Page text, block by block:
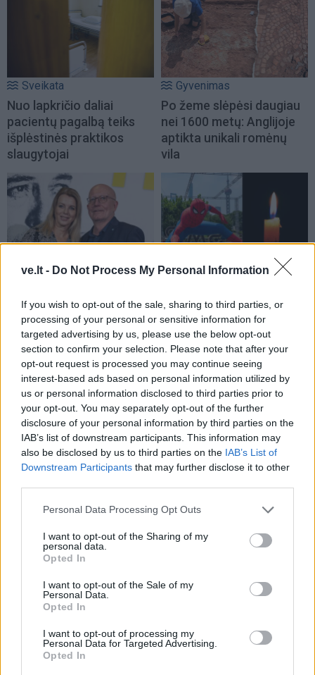
ve.lt - Do Not Process My Personal Information
If you wish to opt-out of the sale, sharing to third parties, or
processing of your personal or sensitive information for
targeted advertising by us, please use the below opt-out
section to confirm your selection. Please note that after your
opt-out request is processed you may continue seeing
interest-based ads based on personal information utilized by
us or personal information disclosed to third parties prior to
your opt-out. You may separately opt-out of the further
disclosure of your personal information by third parties on the
IAB’s list of downstream participants. This information may
also be disclosed by us to third parties on the IAB’s List of
Downstream Participants that may further disclose it to other
Personal Data Processing Opt Outs
I want to opt-out of the Sharing of my
personal data.
Opted In
I want to opt-out of the Sale of my
Personal Data.
Opted In
I want to opt-out of processing my
Personal Data for Targeted Advertising.
Opted In
Sveikata
Nuo lapkričio daliai
pacientų pagalbą teiks
išplėstinės praktikos
slaugytojai
Gyvenimas
Po žeme slėpėsi daugiau
nei 1600 metų: Anglijoje
aptikta unikali romėnų
vila
Žmonės
metis – kupinas
ekstremalių patirčių:
Arūnas papasakojo, kuo
nustebino žmoną
Žmonės
voras“ sužibėjusi aktorė
išradingumo teisingai
išspręsti matematinį
galvosūkį, panaudojant
tik vieną degtuką?
riebaluosis: į šampūną
tereikia įberti vieną